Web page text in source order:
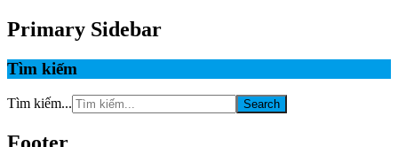
Primary Sidebar
Tìm kiếm
Tìm kiếm...